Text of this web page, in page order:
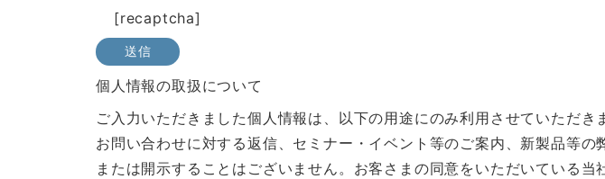
[recaptcha]
個人情報の取扱について
ご入力いただきました個人情報は、以下の用途にのみ利用させていただき
お問い合わせに対する返信、セミナー・イベント等のご案内、新製品等
または開示することはございません。お客さまの同意をいただいている